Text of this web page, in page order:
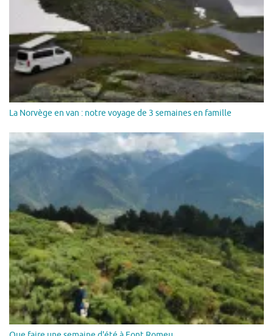
La Norvège en van : notre voyage de 3 semaines en famille